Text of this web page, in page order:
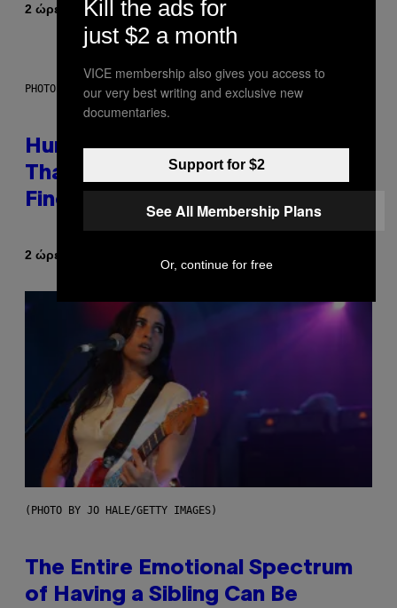
2 ώρες πριν ΚείμενοCaleb Catlin
PHOTO: IJDEMA / GETTY IMAGES
Humans Aren’t the Only Animals
That Keep Pets, New Study
Finds
2 ώρες πριν
(PHOTO BY JO HALE/GETTY IMAGES)
The Entire Emotional Spectrum
of Having a Sibling Can Be
Kill the ads for
just $2 a month
VICE membership also gives you access to
our very best writing and exclusive new
documentaries.
Support for $2
See All Membership Plans
Or, continue for free